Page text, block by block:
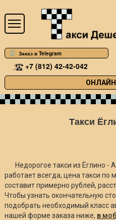
Заказ в Telegram
+7 (812) 42-42-042
ОНЛАЙН
Такси
Недорогое такси из Ёглино -
работает всегда, цена такси по
составит примерно рублей,
Чтобы узнать окончательную
подобрать необходимый класс
нашей форме заказа ниже, в